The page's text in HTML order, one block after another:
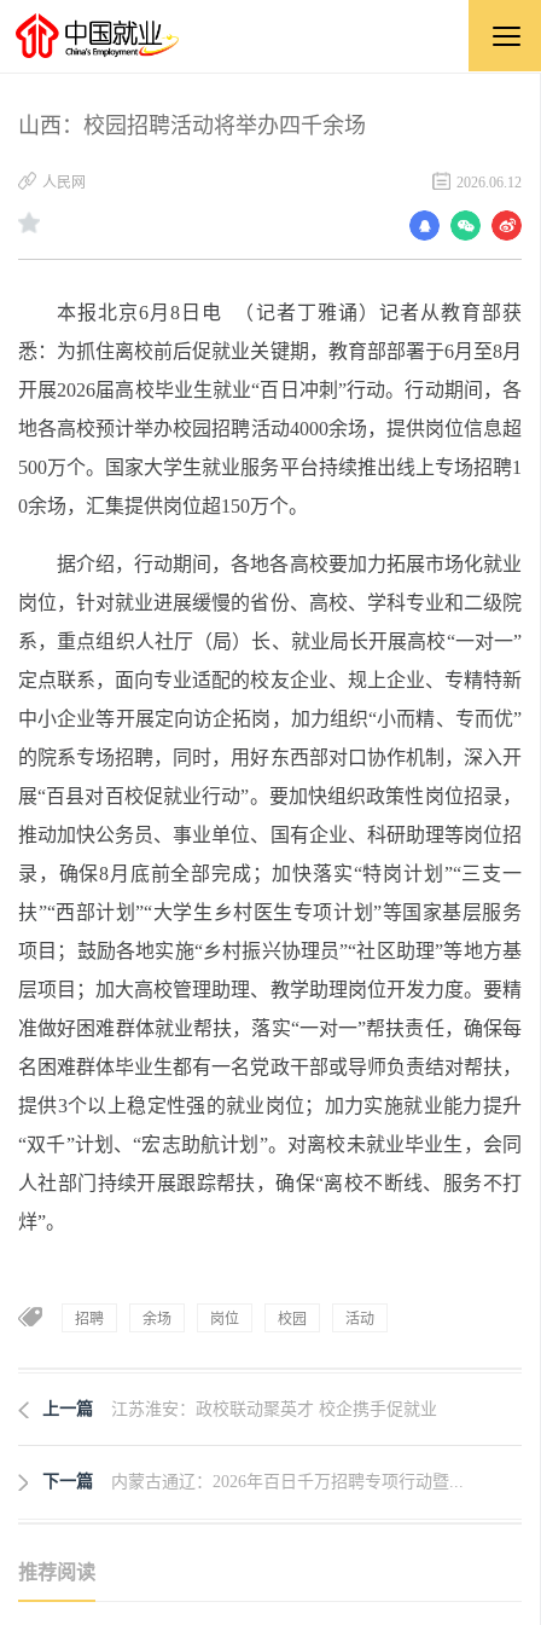
山西：校园招聘活动将举办四千余场
​人民网 2026.06.12
本报北京6月8日电 （记者丁雅诵）记者从教育部获
悉：为抓住离校前后促就业关键期，教育部部署于6月至8月
开展2026届高校毕业生就业“百日冲刺”行动。行动期间，各
地各高校预计举办校园招聘活动4000余场，提供岗位信息超
500万个。国家大学生就业服务平台持续推出线上专场招聘1
0余场，汇集提供岗位超150万个。
据介绍，行动期间，各地各高校要加力拓展市场化就业
岗位，针对就业进展缓慢的省份、高校、学科专业和二级院
系，重点组织人社厅（局）长、就业局长开展高校“一对一”
定点联系，面向专业适配的校友企业、规上企业、专精特新
中小企业等开展定向访企拓岗，加力组织“小而精、专而优”
的院系专场招聘，同时，用好东西部对口协作机制，深入开
展“百县对百校促就业行动”。要加快组织政策性岗位招录，
推动加快公务员、事业单位、国有企业、科研助理等岗位招
录，确保8月底前全部完成；加快落实“特岗计划”“三支一
扶”“西部计划”“大学生乡村医生专项计划”等国家基层服务
项目；鼓励各地实施“乡村振兴协理员”“社区助理”等地方基
层项目；加大高校管理助理、教学助理岗位开发力度。要精
准做好困难群体就业帮扶，落实“一对一”帮扶责任，确保每
名困难群体毕业生都有一名党政干部或导师负责结对帮扶，
提供3个以上稳定性强的就业岗位；加力实施就业能力提升
“双千”计划、“宏志助航计划”。对离校未就业毕业生，会同
人社部门持续开展跟踪帮扶，确保“离校不断线、服务不打
烊”。
招聘 余场 岗位 校园 活动
上一篇 江苏淮安：政校联动聚英才 校企携手促就业
下一篇 内蒙古通辽：2026年百日千万招聘专项行动暨...
推荐阅读